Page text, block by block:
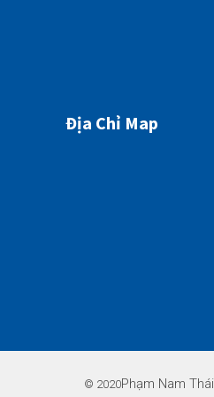
Địa Chỉ Map
© 2020Phạm Nam Thái